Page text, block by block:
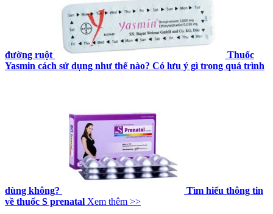
đường ruột
Thuốc
Yasmin cách sử dụng như thế nào? Có lưu ý gì trong quá trình
dùng không?
Tìm hiểu thông tin
về thuốc S prenatal Xem thêm >>